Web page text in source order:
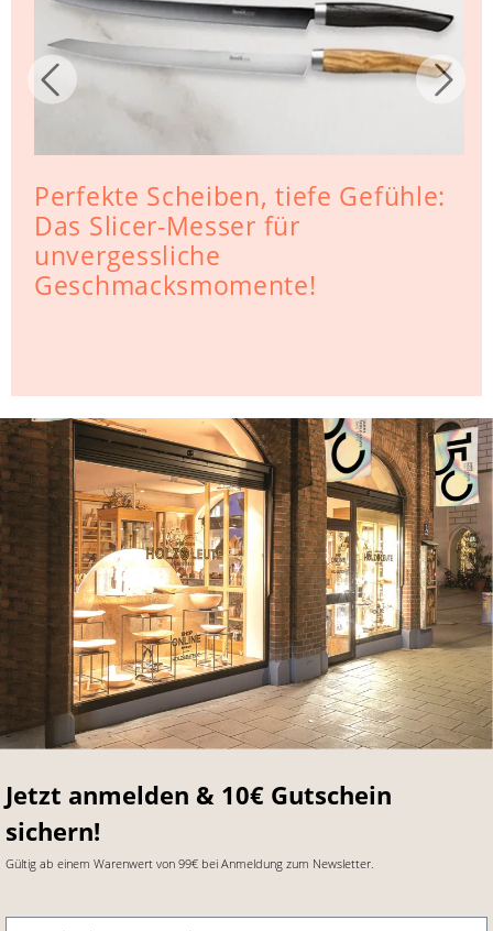
Perfekte Scheiben, tiefe Gefühle:
Das Slicer-Messer für
unvergessliche
Geschmacksmomente!
Jetzt anmelden & 10€ Gutschein
sichern!
Gültig ab einem Warenwert von 99€ bei Anmeldung zum Newsletter.